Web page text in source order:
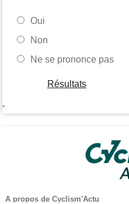
Oui
Non
Ne se prononce pas
Résultats
-
A propos de Cyclism'Actu